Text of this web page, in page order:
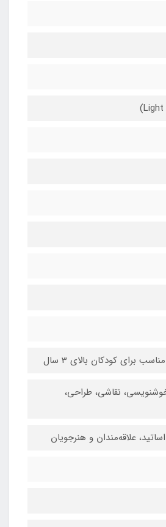
برای کودکان بالای 3 سال
نقاشی،‌ طراحی،
علاقه‌مندان و هنرجویان